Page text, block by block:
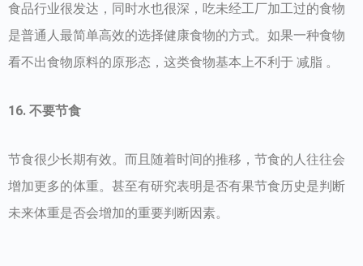
食品行业很发达，同时水也很深，吃未经工厂加工过的食物
是普通人最简单高效的选择健康食物的方式。如果一种食物
看不出食物原料的原形态，这类食物基本上不利于 减脂 。
16. 不要节食
节食很少长期有效。而且随着时间的推移，节食的人往往会
增加更多的体重。甚至有研究表明是否有果节食历史是判断
未来体重是否会增加的重要判断因素。